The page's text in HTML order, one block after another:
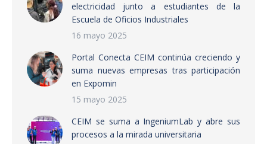
electricidad junto a estudiantes de la
Escuela de Oficios Industriales
16 mayo 2025
Portal Conecta CEIM continúa creciendo y
suma nuevas empresas tras participación
en Expomin
15 mayo 2025
CEIM se suma a IngeniumLab y abre sus
procesos a la mirada universitaria